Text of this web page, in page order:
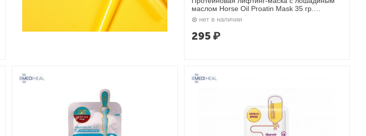
маслом Horse Oil Proatin Mask 35 гр.
Mediheal
нет в наличии
295 ₽